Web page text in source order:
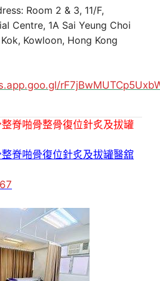
Room 2 & 3, 11/F,
Centre, 1A Sai Yeung Choi
Kowloon, Hong Kong
脊啪骨整骨復位針炙及拔罐
脊啪骨復位針炙及拔罐醫舘